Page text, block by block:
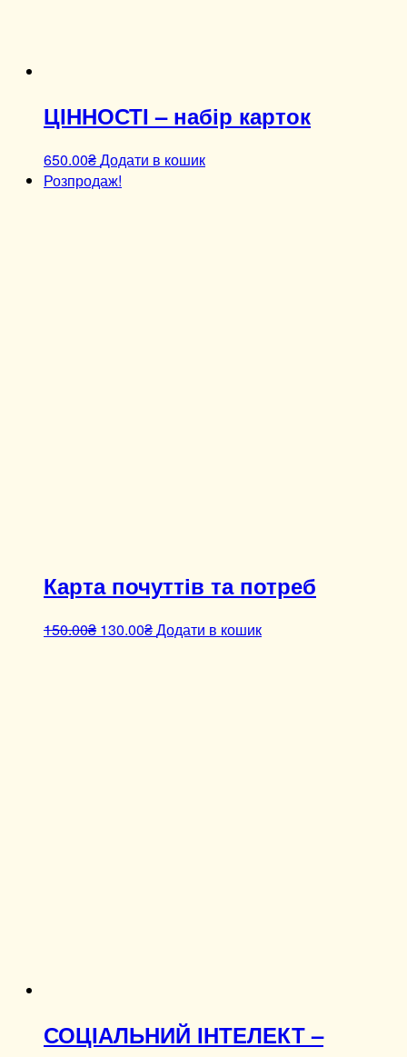
ЦІННОСТІ – набір карток
650.00₴Додати в кошик
Розпродаж!
Карта почуттів та потреб
150.00₴ 130.00₴Додати в кошик
СОЦІАЛЬНИЙ ІНТЕЛЕКТ –